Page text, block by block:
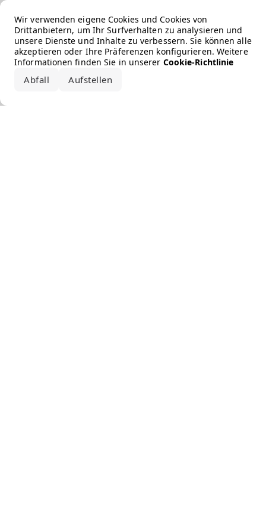
Wir verwenden eigene Cookies und Cookies von
Drittanbietern, um Ihr Surfverhalten zu analysieren und
unsere Dienste und Inhalte zu verbessern. Sie können alle
akzeptieren oder Ihre Präferenzen konfigurieren. Weitere
Informationen finden Sie in unserer Cookie-Richtlinie
Abfall Aufstellen
Error loading the brand